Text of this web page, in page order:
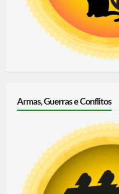
Armas, Guerras e Conflitos